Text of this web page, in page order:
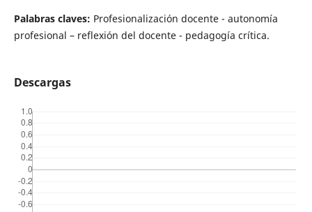
Palabras claves: Profesionalización docente - autonomía
profesional – reflexión del docente - pedagogía crítica.
Descargas